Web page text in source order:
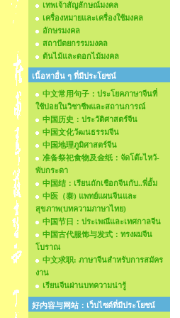
เทพเจ้าสัญลักษณ์มงคล
เครื่องหมายและเครื่องใช้มงคล
อักษรมงคล
สถาปัตยกรรมมงคล
ต้นไม้และดอกไม้มงคล
เนื้อหาอื่น ๆ ที่มีประโยชน์
中文常用句子：ประโยคภาษาจีนที่
ใช้บ่อยในวิชาชีพและสถานการณ์
中国历史：ประวัติศาสตร์จีน
中国文化วัฒนธรรมจีน
中国地理ภูมิศาสตร์จีน
准备祭祀食物及金纸：จัดโต๊ะไหว้-
พับกระดา
中国结：เรียนถักเชือกจีนกับ..พี่อั้ม
中医（泰) แพทย์แผนจีนและ
สุขภาพ(บทความภาษาไทย)
中国节日：ประเพณีและเทศกาลจีน
中国古代服饰与发式：ทรงผมจีน
โบราณ
中文求职: ภาษาจีนสำหรับการสมัคร
งาน
เรียนจีนผ่านบทความน่ารู้
好内容与网站：เว็บไซด์ที่มีประโยชน์